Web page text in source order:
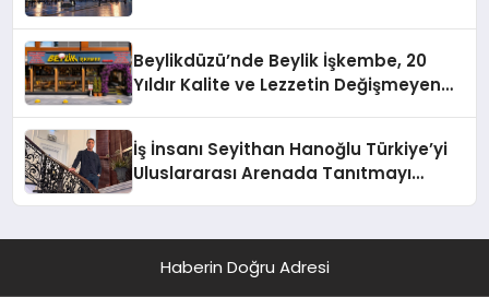
Beylikdüzü’nde Beylik İşkembe, 20
Yıldır Kalite ve Lezzetin Değişmeyen
İş İnsanı Seyithan Hanoğlu Türkiye’yi
Uluslararası Arenada Tanıtmayı
Haberin Doğru Adresi